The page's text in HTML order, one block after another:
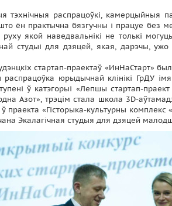
тэхнічныя распрацоўкі,
ён практычна бязгучны і працуе без
якой наведвальнікі не толькі
студыі для дзяцей, якая, дарэчы,
стартап-праектаў «ИнНаСтарт»
юрыдычнай клінікі ГрДУ
ў катэгорыі «Лепшы стартап-
Азот», трэцім стала школа 3D-
«Гісторыка-культурны
Экалагічная студыя для дзяцей